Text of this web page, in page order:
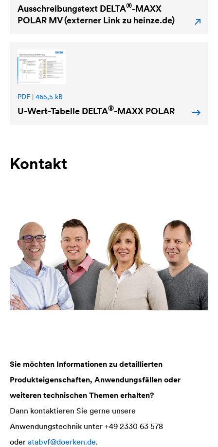
Ausschreibungstext DELTA®-MAXX
POLAR MV (externer Link zu heinze.de)
PDF | 465,5 kB
U-Wert-Tabelle DELTA®-MAXX POLAR
Kontakt
Sie möchten Informationen zu detaillierten
Produkteigenschaften, Anwendungsfällen oder
weiteren technischen Themen erhalten?
Dann kontaktieren Sie gerne unsere
Anwendungstechnik unter +49 2330 63 578
oder atabvf@doerken.de.